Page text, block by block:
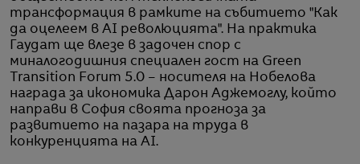
трансформация в рамките на събитието "Как
да оцелеем в AI революцията". На практика
Гаудат ще влезе в задочен спор с
миналогодишния специален гост на Green
Transition Forum 5.0 – носителя на Нобелова
награда за икономика Дарон Аджемоглу, който
направи в София своята прогноза за
развитието на пазара на труда в
конкуренцията на AI.